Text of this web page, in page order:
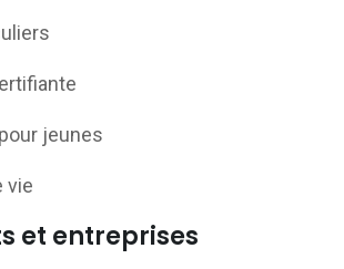
jeunes
vie
et entreprises